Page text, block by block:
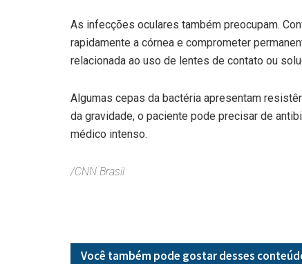
As infecções oculares também preocupam.
rapidamente a córnea e comprometer
relacionada ao uso de lentes de contato ou
Algumas cepas da bactéria apresentam
da gravidade, o paciente pode precisar de
médico intenso.
/CNN Brasil
Você também pode gostar desses